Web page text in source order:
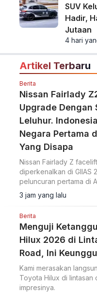
SUV
Hadir,
Jutaan
4 hari
Artikel Terbaru
Berita
Nissan Fairlady
Upgrade Dengan
Leluhur.
Negara Pertama
Yang Disapa
Nissan Fairlady Z
diperkenalkan di GIIAS
peluncuran pertama di
upgrade desain bumper
terinspirasi generasi S30.
3 jam yang lalu
Berita
Menguji
Hilux 2026 di
Road, Ini
Kami merasakan
Toyota Hilux di lintasan
impresinya.